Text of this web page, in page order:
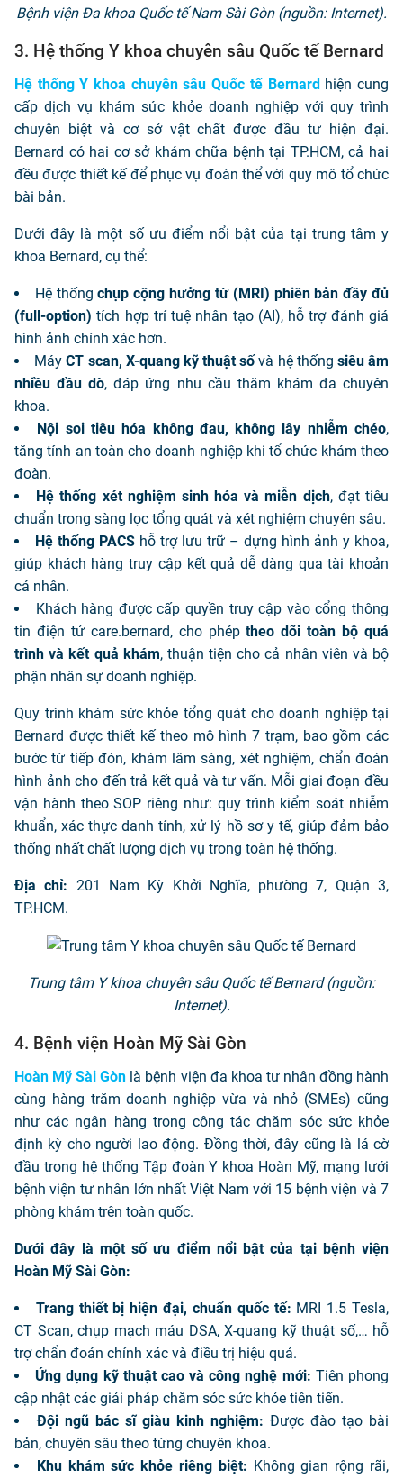
Bệnh viện Đa khoa Quốc tế Nam Sài Gòn (nguồn: Internet).
3. Hệ thống Y khoa chuyên sâu Quốc tế Bernard
Hệ thống Y khoa chuyên sâu Quốc tế Bernardhiện cung
cấp dịch vụ khám sức khỏe doanh nghiệp với quy trình
chuyên biệt và cơ sở vật chất được đầu tư hiện đại.
Bernard có hai cơ sở khám chữa bệnh tại TP.HCM, cả hai
đều được thiết kế để phục vụ đoàn thể với quy mô tổ chức
bài bản.
Dưới đây là một số ưu điểm nổi bật của tại trung tâm y
khoa Bernard, cụ thể:
Hệ thốngchụp cộng hưởng từ (MRI) phiên bản đầy đủ
(full-option) tích hợp trí tuệ nhân tạo (AI), hỗ trợ đánh giá
hình ảnh chính xác hơn.
MáyCT scan, X-quang kỹ thuật sốvà hệ thống siêu âm
nhiều đầu dò, đáp ứng nhu cầu thăm khám đa chuyên
khoa.
Nội soi tiêu hóa không đau, không lây nhiễm chéo,
tăng tính an toàn cho doanh nghiệp khi tổ chức khám theo
đoàn.
Hệ thống xét nghiệm sinh hóa và miễn dịch, đạt tiêu
chuẩn trong sàng lọc tổng quát và xét nghiệm chuyên sâu.
Hệ thống PACS hỗ trợ lưu trữ – dựng hình ảnh y khoa,
giúp khách hàng truy cập kết quả dễ dàng qua tài khoản
cá nhân.
Khách hàng được cấp quyền truy cập vào cổng thông
tin điện tử care.bernard, cho phéptheo dõi toàn bộ quá
trình và kết quả khám, thuận tiện cho cả nhân viên và bộ
phận nhân sự doanh nghiệp.
Quy trình khám sức khỏe tổng quát cho doanh nghiệp tại
Bernard được thiết kế theo mô hình 7 trạm, bao gồm các
bước từ tiếp đón, khám lâm sàng, xét nghiệm, chẩn đoán
hình ảnh cho đến trả kết quả và tư vấn. Mỗi giai đoạn đều
vận hành theo SOP riêng như: quy trình kiểm soát nhiễm
khuẩn, xác thực danh tính, xử lý hồ sơ y tế, giúp đảm bảo
thống nhất chất lượng dịch vụ trong toàn hệ thống.
Địa chỉ: 201 Nam Kỳ Khởi Nghĩa, phường 7, Quận 3,
TP.HCM.
Trung tâm Y khoa chuyên sâu Quốc tế Bernard (nguồn:
Internet).
4. Bệnh viện Hoàn Mỹ Sài Gòn
Hoàn Mỹ Sài Gòn là bệnh viện đa khoa tư nhân đồng hành
cùng hàng trăm doanh nghiệp vừa và nhỏ (SMEs) cũng
như các ngân hàng trong công tác chăm sóc sức khỏe
định kỳ cho người lao động. Đồng thời, đây cũng là lá cờ
đầu trong hệ thống Tập đoàn Y khoa Hoàn Mỹ, mạng lưới
bệnh viện tư nhân lớn nhất Việt Nam với 15 bệnh viện và 7
phòng khám trên toàn quốc.
Dưới đây là một số ưu điểm nổi bật của tại bệnh viện
Hoàn Mỹ Sài Gòn:
Trang thiết bị hiện đại, chuẩn quốc tế: MRI 1.5 Tesla,
CT Scan, chụp mạch máu DSA, X-quang kỹ thuật số,… hỗ
trợ chẩn đoán chính xác và điều trị hiệu quả.
Ứng dụng kỹ thuật cao và công nghệ mới: Tiên phong
cập nhật các giải pháp chăm sóc sức khỏe tiên tiến.
Đội ngũ bác sĩ giàu kinh nghiệm: Được đào tạo bài
bản, chuyên sâu theo từng chuyên khoa.
Khu khám sức khỏe riêng biệt: Không gian rộng rãi,